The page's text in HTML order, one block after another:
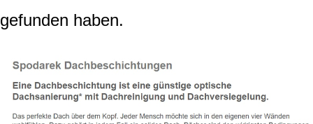
gefunden haben.